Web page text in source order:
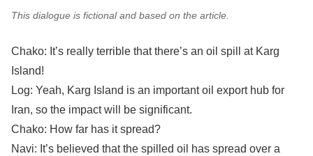
This dialogue is fictional and based on the article.
Chako: It’s really terrible that there’s an oil spill at Karg
Island!
Log: Yeah, Karg Island is an important oil export hub for
Iran, so the impact will be significant.
Chako: How far has it spread?
Navi: It’s believed that the spilled oil has spread over a